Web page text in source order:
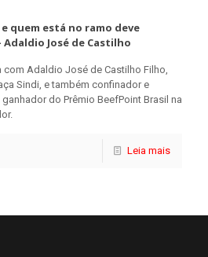
quem está no ramo deve
José de Castilho
com Adaldio José de Castilho Filho,
Sindi, e também confinador e
do Prêmio BeefPoint Brasil na
Leia mais